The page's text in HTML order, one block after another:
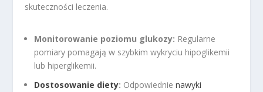
skuteczności leczenia.
Monitorowanie poziomu glukozy: Regularne
pomiary pomagają w szybkim wykryciu hipoglikemii
lub hiperglikemii.
Dostosowanie diety: Odpowiednienawyki